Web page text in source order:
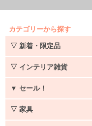
カテゴリーから探す
▽ 新着・限定品
▽ インテリア雑貨
▼ セール！
▽ 家具